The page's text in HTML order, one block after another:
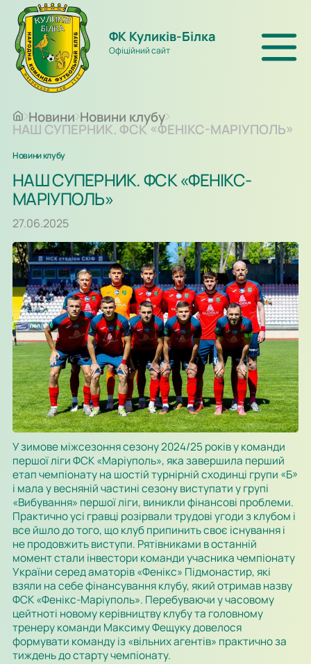
ФК Куликів-Білка
Офіційний сайт
Новини Новини клубу
НАШ СУПЕРНИК. ФСК «ФЕНІКС-МАРІУПОЛЬ»
Новини клубу
НАШ СУПЕРНИК. ФСК «ФЕНІКС-
МАРІУПОЛЬ»
27.06.2025
У зимове міжсезоння сезону 2024/25 років у команди
першої ліги ФСК «Маріуполь», яка завершила перший
етап чемпіонату на шостій турнірній сходинці групи «Б»
і мала у весняній частині сезону виступати у групі
«Вибування» першої ліги, виникли фінансові проблеми.
Практично усі гравці розірвали трудові угоди з клубом і
все йшло до того, що клуб припинить своє існування і
не продовжить виступи. Рятівниками в останній
момент стали інвестори команди учасника чемпіонату
України серед аматорів «Фенікс» Підмонастир, які
взяли на себе фінансування клубу, який отримав назву
ФСК «Фенікс-Маріуполь». Перебуваючи у часовому
цейтноті новому керівництву клубу та головному
тренеру команди Максиму Фещуку довелося
формувати команду із «вільних агентів» практично за
тиждень до старту чемпіонату.